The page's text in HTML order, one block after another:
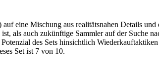
eine Mischung aus realitätsnahen Details
als auch zukünftige Sammler auf der Suche
des Sets hinsichtlich
Set ist 7 von 10.